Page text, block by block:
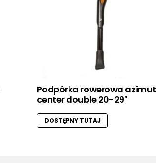
Podpórka rowerowa azimut
center double 20-29″
DOSTĘPNY TUTAJ